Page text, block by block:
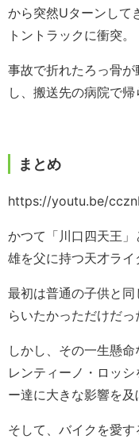
から突然Uターンして
トントラックに衝突。
事故で折れたろっ骨
し、搬送先の病院で帰
まとめ
https://youtu.be/
かつて「川口四天王
雄を父に持つ天才ライ
最初は普通の子供と
らいたかっただけだっ
しかし、その一生懸
レンティーノ・ロッ
ー達に大きな影響を及
そして、バイクを愛